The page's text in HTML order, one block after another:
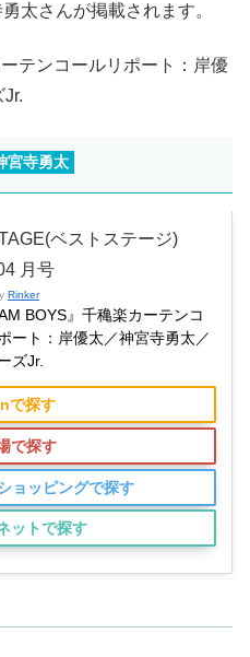
太さんが掲載されます。
テンコールリポート：岸優
宮寺勇太
ベストステージ)
月号
Rinker
BOYS』千穐楽カーテンコ
ート：岸優太／神宮寺勇太／
ズJr.
で探す
で探す
ョッピングで探す
ットで探す